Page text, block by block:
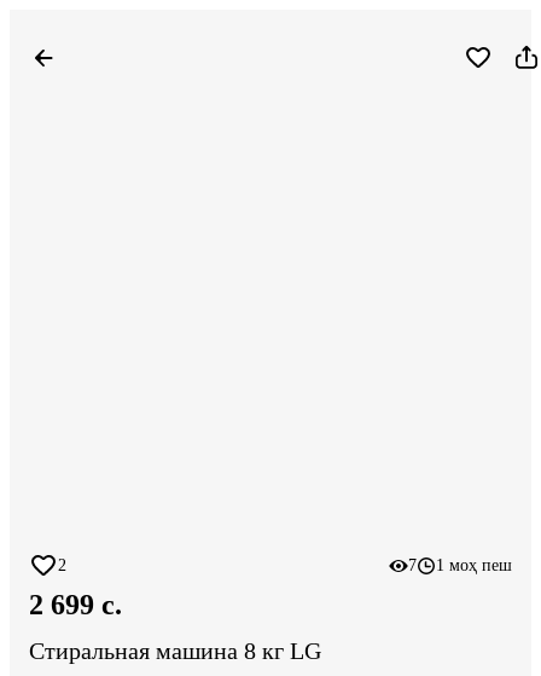
2 7 1 моҳ пеш
2 699 c.
Стиральная машина 8 кг LG